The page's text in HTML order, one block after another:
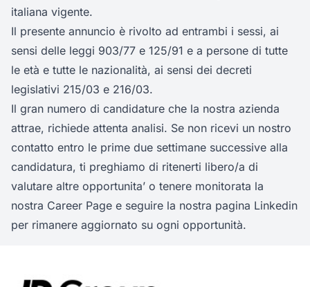
italiana vigente.
Il presente annuncio è rivolto ad entrambi i sessi, ai
sensi delle leggi 903/77 e 125/91 e a persone di tutte
le età e tutte le nazionalità, ai sensi dei decreti
legislativi 215/03 e 216/03.
Il gran numero di candidature che la nostra azienda
attrae, richiede attenta analisi. Se non ricevi un nostro
contatto entro le prime due settimane successive alla
candidatura, ti preghiamo di ritenerti libero/a di
valutare altre opportunita’ o tenere monitorata la
nostra Career Page e seguire la nostra pagina Linkedin
per rimanere aggiornato su ogni opportunità.